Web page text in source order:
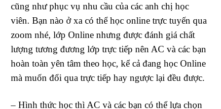
cũng như phục vụ nhu cầu của các anh chị học
viên. Bạn nào ở xa có thể học online trực tuyến qua
zoom nhé, lớp Online nhưng được đánh giá chất
lượng tương đương lớp trực tiếp nên AC và các bạn
hoàn toàn yên tâm theo học, kể cả đang học Online
mà muốn đổi qua trực tiếp hay ngược lại đều được.
– Hình thức học thì AC và các bạn có thể lựa chọn